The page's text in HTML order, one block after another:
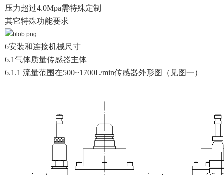
压力超过4.0Mpa需特殊定制
其它特殊功能要求
6安装和连接机械尺寸
6.1气体质量传感器主体
6.1.1 流量范围在500~1700L/min传感器外形图（见图一）